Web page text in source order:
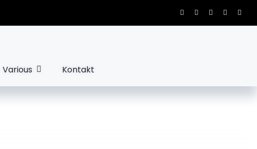
Various Kontakt